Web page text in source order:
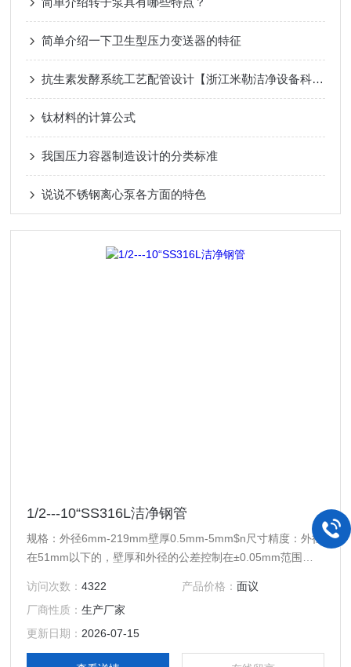
简单介绍一下卫生型压力变送器的特征
抗生素发酵系统工艺配管设计【浙江米勒洁净设备科技有限公司】
钛材料的计算公式
我国压力容器制造设计的分类标准
说说不锈钢离心泵各方面的特色
1/2---10“SS316L洁净钢管
规格：外径6mm-219mm壁厚0.5mm-5mm$n尺寸精度：外径
在51mm以下的，壁厚和外径的公差控制在±0.05mm范围以
±0.08mm范围以内，
访问次数：4322 产品价格： 面议
厂商性质：生产厂家
更新日期： 2026-07-15